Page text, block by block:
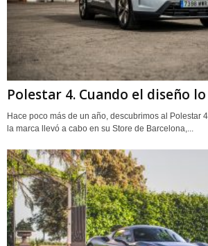
Polestar 4. Cuando el diseño
Hace poco más de un año, descubrimos al Polestar
la marca llevó a cabo en su Store de Barcelona,...